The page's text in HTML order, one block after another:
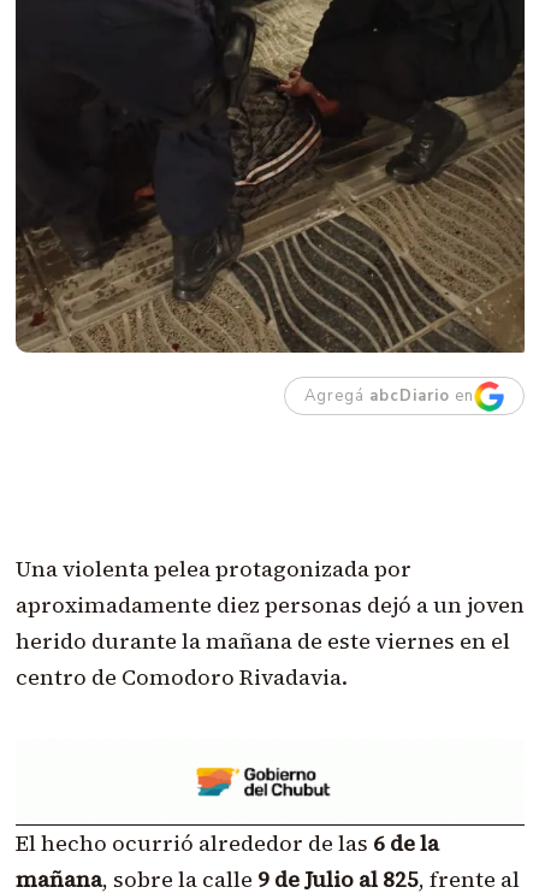
Agregá abcDiario en
Una violenta pelea protagonizada por
aproximadamente diez personas dejó a un joven
herido durante la mañana de este viernes en el
centro de Comodoro Rivadavia.
El hecho ocurrió alrededor de las 6 de la
mañana, sobre la calle 9 de Julio al 825, frente al